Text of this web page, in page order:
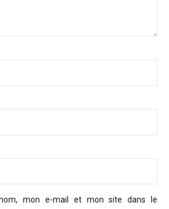
mon e-mail et mon site dans le